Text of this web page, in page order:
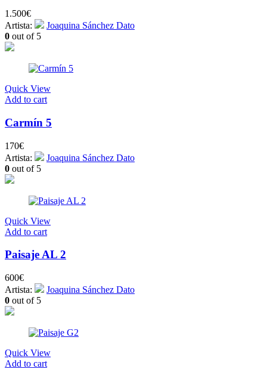
1.500€
Artista:
Joaquina Sánchez Dato
0 out of 5
Quick View
Add to cart
Carmín 5
170€
Artista:
Joaquina Sánchez Dato
0 out of 5
Quick View
Add to cart
Paisaje AL 2
600€
Artista:
Joaquina Sánchez Dato
0 out of 5
Quick View
Add to cart